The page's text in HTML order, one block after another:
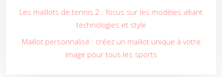
Les maillots de tennis 2 : focus sur les modèles alliant
technologies et style
Maillot personnalisé : créez un maillot unique à votre
image pour tous les sports